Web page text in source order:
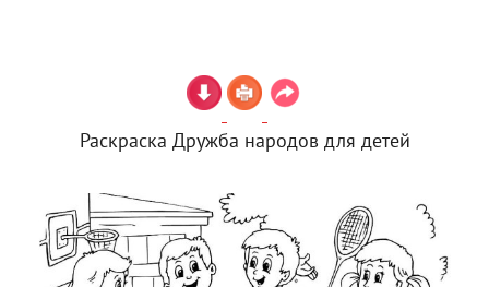
Раскраска Дружба народов для детей